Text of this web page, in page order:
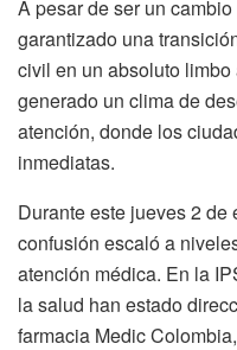
A pesar de ser un
garantizado una
civil en un absoluto
generado un clima de
atención, donde los
inmediatas.
Durante este jueves 2
confusión escaló a
atención médica. En la
la salud han estado
farmacia Medic